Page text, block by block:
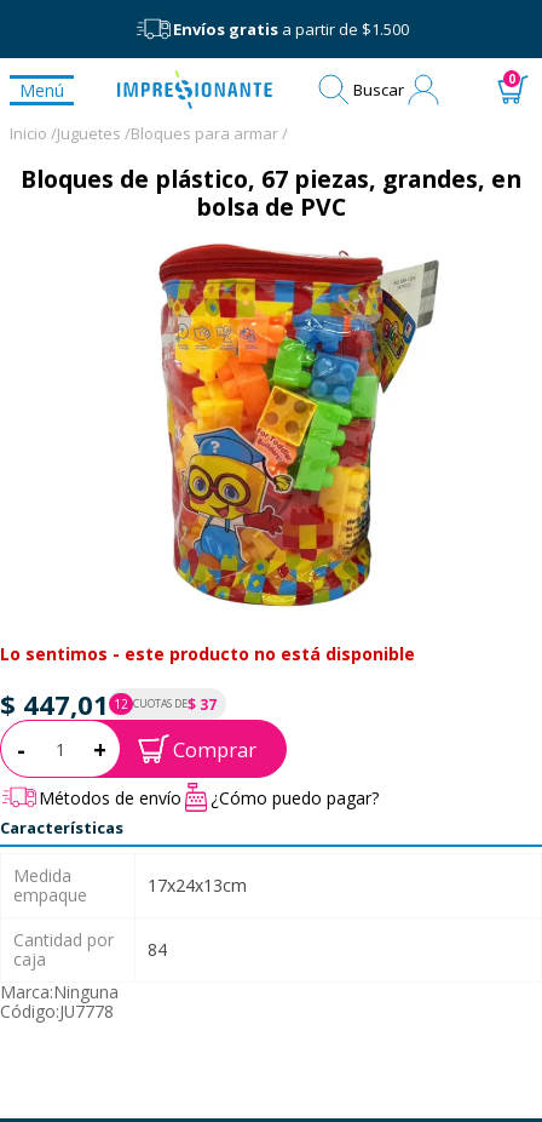
Envíos gratisa partir de $1.500
Menú Buscar 0
Inicio /Juguetes /Bloques para armar /
Bloques de plástico, 67 piezas, grandes, en
bolsa de PVC
Lo sentimos - este producto no está disponible
$ 447,01 12 CUOTAS DE$ 37
P.T.F. $ 447
Cantidad:
- + Comprar
Métodos de envío ¿Cómo puedo pagar?
Características
Medida
empaque
17x24x13cm
Cantidad por
caja
84
Marca:Ninguna
Código:JU7778